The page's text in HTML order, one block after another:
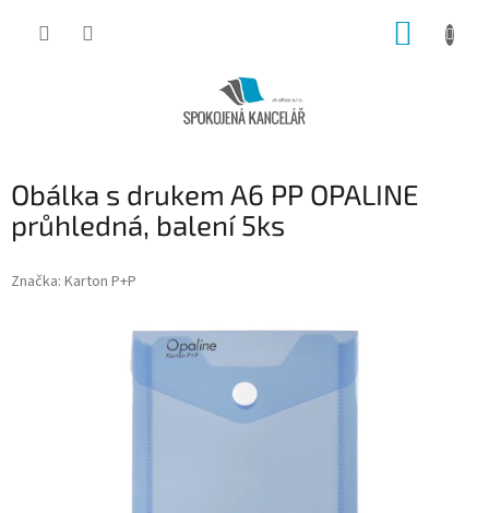
Obálka s drukem A6 PP OPALINE
průhledná, balení 5ks
Značka: Karton P+P